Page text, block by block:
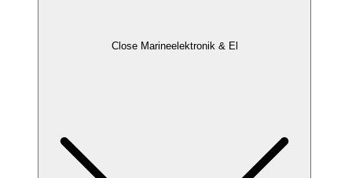
Close Marineelektronik & El